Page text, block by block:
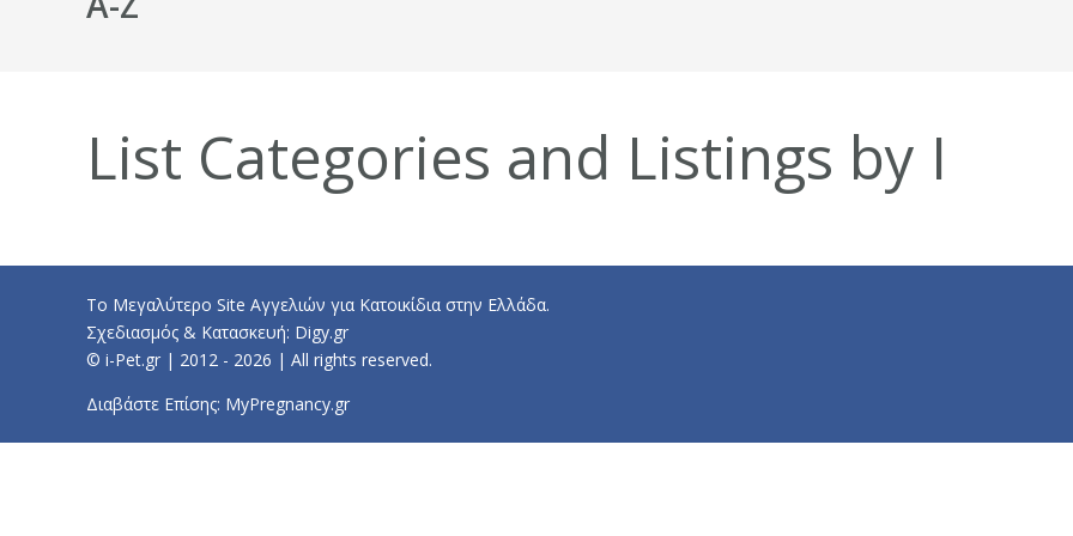
List Categories and Listings by I
Το Μεγαλύτερο Site Αγγελιών για Κατοικίδια στην Ελλάδα.
Σχεδιασμός & Κατασκευή: Digy.gr
© i-Pet.gr | 2012 - 2026 | All rights reserved.
Διαβάστε Επίσης: MyPregnancy.gr